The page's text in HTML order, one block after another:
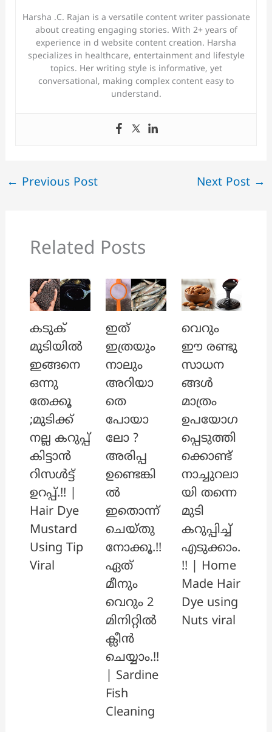
Harsha .C. Rajan is a versatile content writer passionate
about creating engaging stories. With 2+ years of
experience in d website content creation. Harsha
specializes in healthcare, entertainment and lifestyle
topics. Her writing style is informative, yet
conversational, making complex content easy to
understand.
← Previous Post Next Post →
Related Posts
കടുക്
മുടിയിൽ
ഇങ്ങനെ
ഒന്നു
തേക്കൂ
;മുടിക്ക്
നല്ല കറുപ്പ്
കിട്ടാൻ
റിസൾട്ട്
ഉറപ്പ്.!! |
Hair Dye
Mustard
Using Tip
Viral
ഇത്
ഇത്രയും
നാലും
അറിയാ
തെ
പോയാ
ലോ ?
അരിപ്പ
ഉണ്ടെങ്കി
ൽ
ഇതൊന്ന്
ചെയ്തു
നോക്കൂ.!!
ഏത്
മീനും
വെറും 2
മിനിറ്റിൽ
ക്ലീൻ
ചെയ്യാം.!!
| Sardine
Fish
Cleaning
വെറും
ഈ രണ്ടു
സാധന
ങ്ങൾ
മാത്രം
ഉപയോഗ
പ്പെടുത്തി
ക്കൊണ്ട്
നാച്ചുറലാ
യി തന്നെ
മുടി
കറുപ്പിച്ച്
എടുക്കാം.
!! | Home
Made Hair
Dye using
Nuts viral